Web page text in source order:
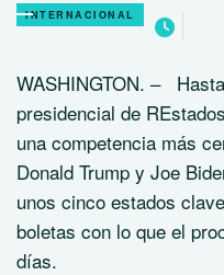
INTERNACIONAL
WASHINGTON. –
presidencial de
una competencia más
Donald Trump y Joe
unos cinco estados
boletas con lo que el
días.